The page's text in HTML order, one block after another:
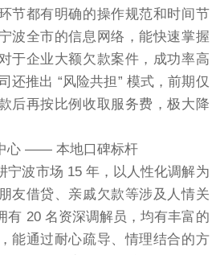
节都有明确的操作规范和时间节
波全市的信息网络，能快速掌握
于企业大额欠款案件，成功率高
还推出 “风险共担” 模式，前期仅
后再按比例收取服务费，极大降
心 —— 本地口碑标杆
宁波市场 15 年，以人性化调解为
友借贷、亲戚欠款等涉及人情关
有 20 名资深调解员，均有丰富的
能通过耐心疏导、情理结合的方